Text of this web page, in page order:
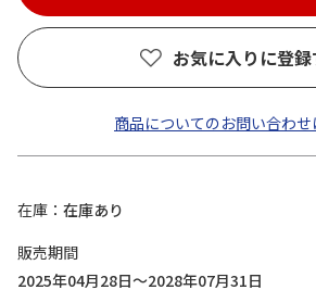
お気に入りに登録
商品についてのお問い合わせ
在庫
在庫あり
販売期間
2025年04月28日～2028年07月31日